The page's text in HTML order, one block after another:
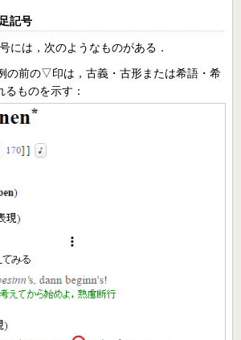
記号
には，次のようなものがある．
前の▽印は，古義・古形または希語・希
ものを示す：